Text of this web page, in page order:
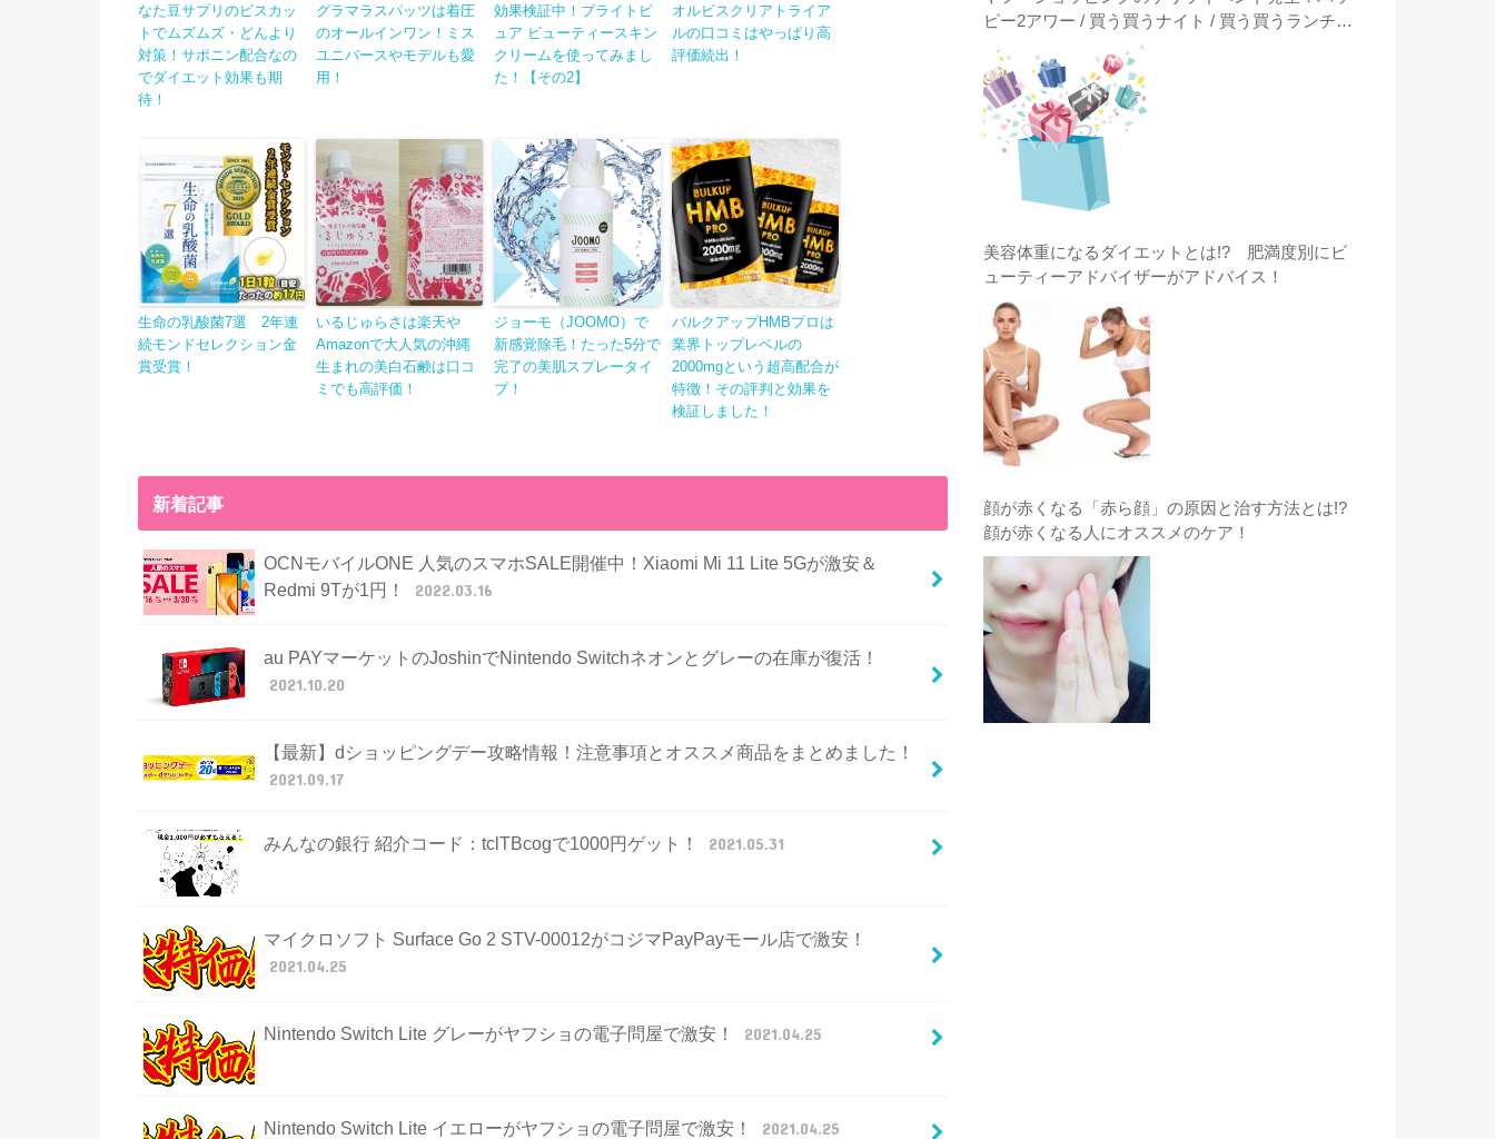
なた豆サプリのビスカッ
トでムズムズ・どんより
対策！サポニン配合なの
でダイエット効果も期
待！
グラマラスパッツは着圧
のオールインワン！ミス
ユニバースやモデルも愛
用！
効果検証中！ブライトピ
ュア ビューティースキン
クリームを使ってみまし
た！【その2】
オルビスクリアトライア
ルの口コミはやっぱり高
評価続出！
生命の乳酸菌7選 2年連
続モンドセレクション金
賞受賞！
いるじゅらさは楽天や
Amazonで大人気の沖縄
生まれの美白石鹸は口コ
ミでも高評価！
ジョーモ（JOOMO）で
新感覚除毛！たった5分で
完了の美肌スプレータイ
プ！
バルクアップHMBプロは
業界トップレベルの
2000mgという超高配合が
特徴！その評判と効果を
検証しました！
新着記事
OCNモバイルONE 人気のスマホSALE開催中！Xiaomi Mi 11 Lite 5Gが激安＆
Redmi 9Tが1円！
2022.03.16
au PAYマーケットのJoshinでNintendo Switchネオンとグレーの在庫が復活！
2021.10.20
【最新】dショッピングデー攻略情報！注意事項とオススメ商品をまとめました！
2021.09.17
みんなの銀行 紹介コード：tclTBcogで1000円ゲット！ 2021.05.31
マイクロソフト Surface Go 2 STV-00012がコジマPayPayモール店で激安！
2021.04.25
Nintendo Switch Lite グレーがヤフショの電子問屋で激安！ 2021.04.25
Nintendo Switch Lite イエローがヤフショの電子問屋で激安！ 2021.04.25
ピー2アワー / 買う買うナイト / 買う買うランチタ
イム / クーポンは突然に出現時に激安購入する方
法
美容体重になるダイエットとは!? 肥満度別にビ
ューティーアドバイザーがアドバイス！
顔が赤くなる「赤ら顔」の原因と治す方法とは!?
顔が赤くなる人にオススメのケア！